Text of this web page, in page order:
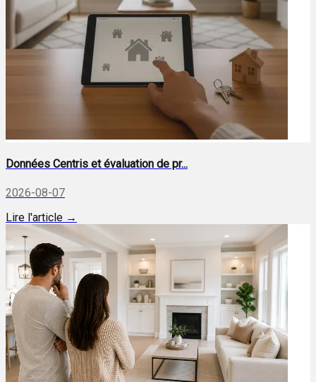
Données Centris et évaluation de pr...
2026-08-07
Lire l'article →